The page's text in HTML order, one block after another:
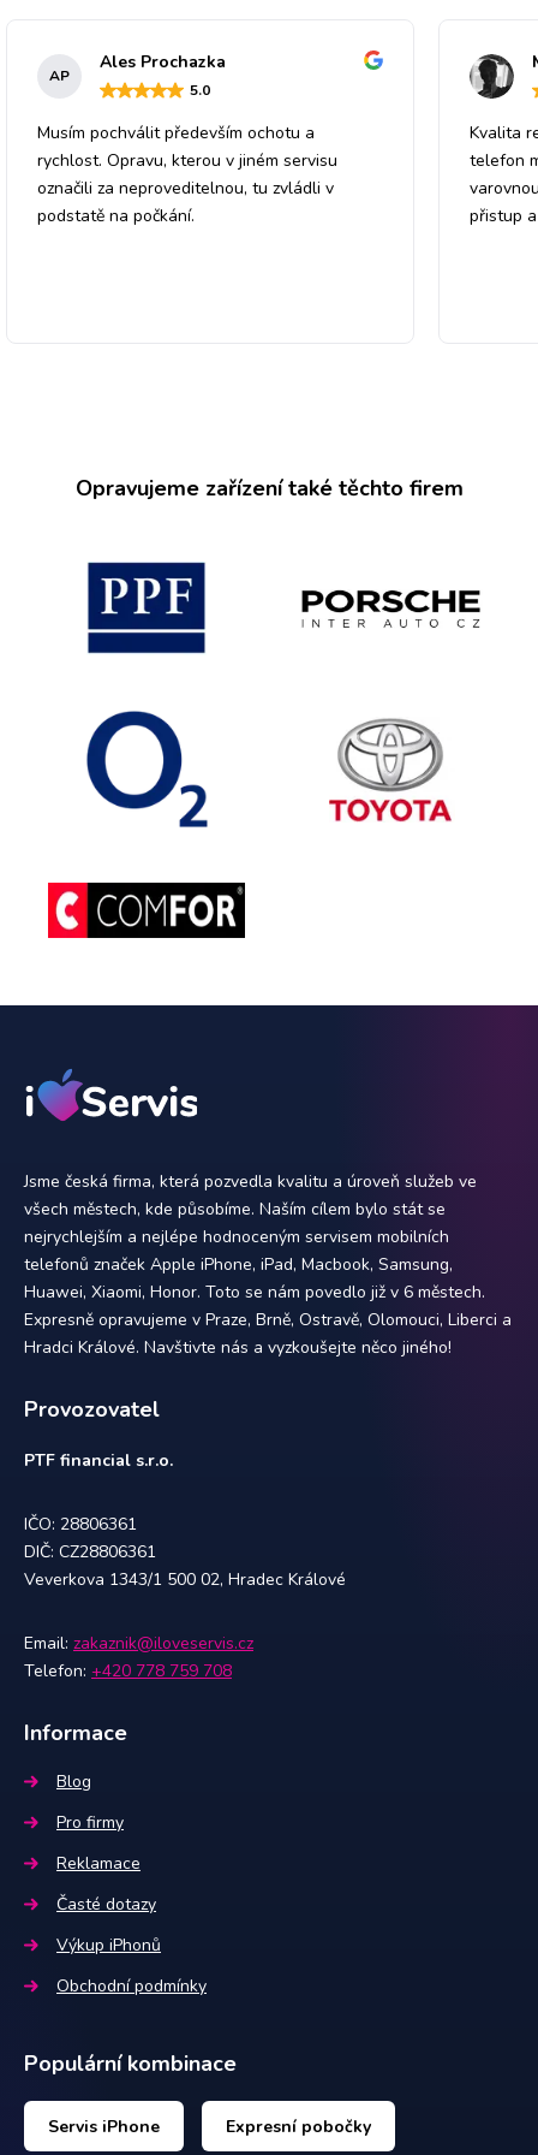
AP
Ales Prochazka
5.0
Musím pochválit především ochotu a
rychlost. Opravu, kterou v jiném servisu
označili za neproveditelnou, tu zvládli v
podstatě na počkání.
Kvalita
telefon
přistup
Opravujeme zařízení také těchto firem
Jsme česká firma, která pozvedla kvalitu a úroveň služeb ve
všech městech, kde působíme. Naším cílem bylo stát se
nejrychlejším a nejlépe hodnoceným servisem mobilních
telefonů značek Apple iPhone, iPad, Macbook, Samsung,
Huawei, Xiaomi, Honor. Toto se nám povedlo již v 6 městech.
Expresně opravujeme v Praze, Brně, Ostravě, Olomouci, Liberci a
Hradci Králové. Navštivte nás a vyzkoušejte něco jiného!
Provozovatel
PTF financial s.r.o.
IČO: 28806361
DIČ: CZ28806361
Veverkova 1343/1 500 02, Hradec Králové
Email: zakaznik@iloveservis.cz
Telefon: +420 778 759 708
Informace
Blog
Pro firmy
Reklamace
Časté dotazy
Výkup iPhonů
Obchodní podmínky
Populární kombinace
Servis iPhone Expresní pobočky